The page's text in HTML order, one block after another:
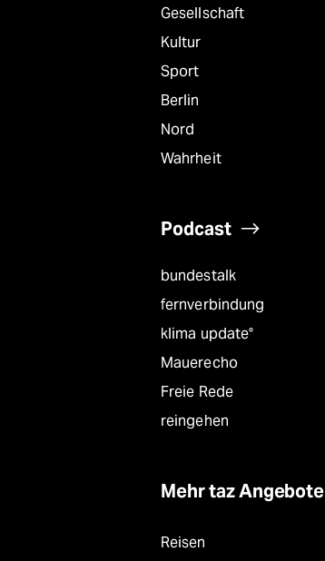
Gesellschaft
Kultur
Sport
Berlin
Nord
Wahrheit
Podcast
bundestalk
fernverbindung
klima update°
Mauerecho
Freie Rede
reingehen
Mehr taz Angebote
Reisen